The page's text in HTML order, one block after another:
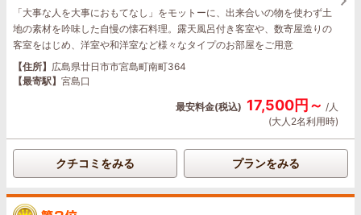
「大事な人を大事におもてなし」をモットーに、出来合いの物を使わず土
地の素材を吟味した自慢の懐石料理。露天風呂付き客室や、数寄屋造りの
客室をはじめ、洋室や和洋室など様々なタイプのお部屋をご用意
【住所】 広島県廿日市市宮島町南町364
【最寄駅】 宮島口
最安料金(税込) 17,500円～ /人
(大人2名利用時)
クチコミをみる プランをみる